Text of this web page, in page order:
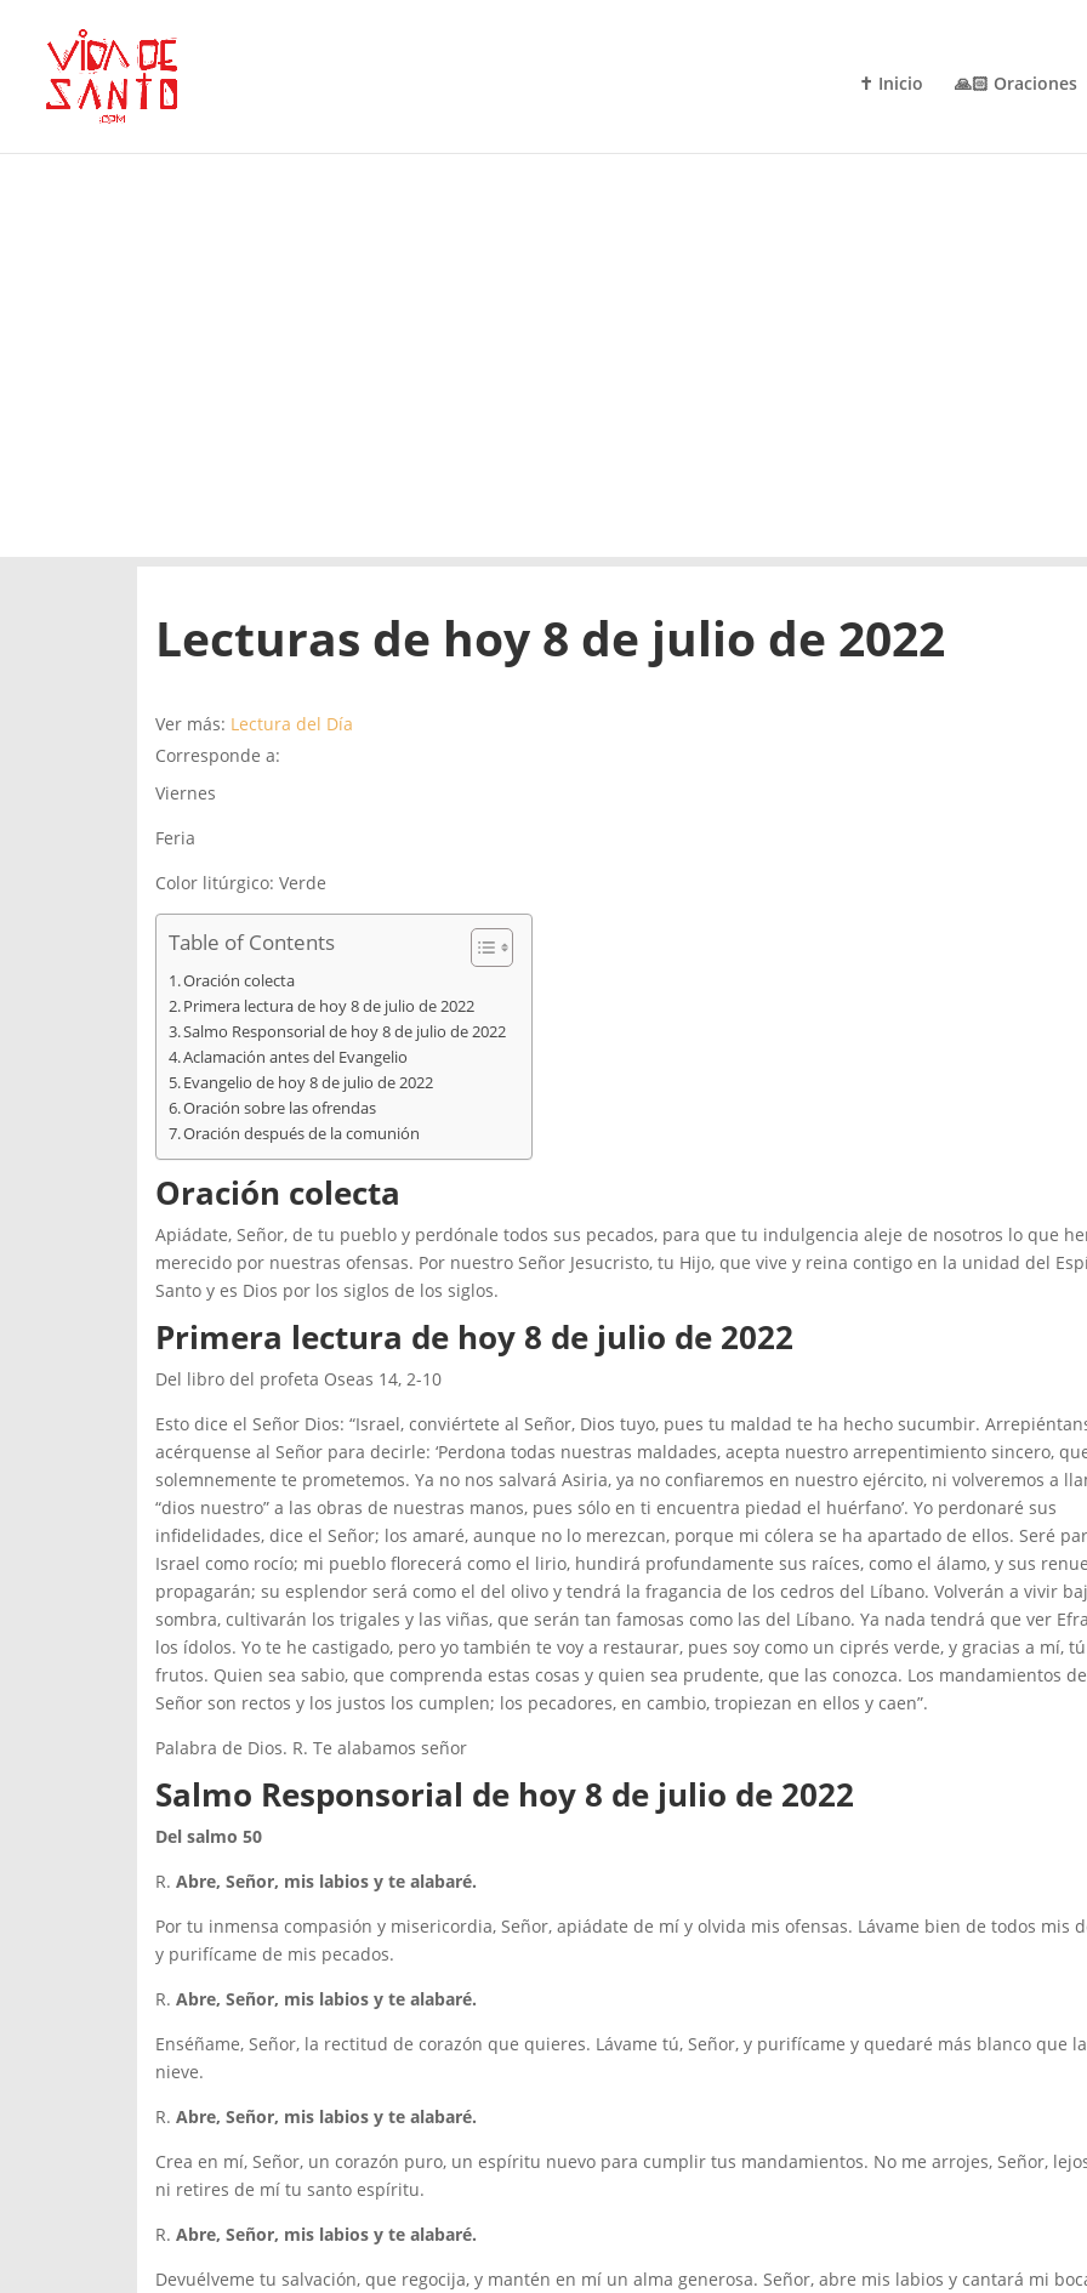
✝️ Inicio 🙏🏻 Oraciones
Lecturas de hoy 8 de julio de 2022
Ver más: Lectura del Día
Corresponde a:
Viernes
Feria
Color litúrgico: Verde
Table of Contents
Oración colecta
Primera lectura de hoy 8 de julio de 2022
Salmo Responsorial de hoy 8 de julio de 2022
Aclamación antes del Evangelio
Evangelio de hoy 8 de julio de 2022
Oración sobre las ofrendas
Oración después de la comunión
Oración colecta
Apiádate, Señor, de tu pueblo y perdónale todos sus pecados, para que tu indulgencia aleje de nosotros lo que
merecido por nuestras ofensas. Por nuestro Señor Jesucristo, tu Hijo, que vive y reina contigo en la unidad del
Santo y es Dios por los siglos de los siglos.
Primera lectura de hoy 8 de julio de 2022
Del libro del profeta Oseas 14, 2-10
Esto dice el Señor Dios: “Israel, conviértete al Señor, Dios tuyo, pues tu maldad te ha hecho sucumbir.
acérquense al Señor para decirle: ‘Perdona todas nuestras maldades, acepta nuestro arrepentimiento sincero,
solemnemente te prometemos. Ya no nos salvará Asiria, ya no confiaremos en nuestro ejército, ni volveremos a
“dios nuestro” a las obras de nuestras manos, pues sólo en ti encuentra piedad el huérfano’. Yo perdonaré sus
infidelidades, dice el Señor; los amaré, aunque no lo merezcan, porque mi cólera se ha apartado de ellos. Seré
Israel como rocío; mi pueblo florecerá como el lirio, hundirá profundamente sus raíces, como el álamo, y sus
propagarán; su esplendor será como el del olivo y tendrá la fragancia de los cedros del Líbano. Volverán a vivir
sombra, cultivarán los trigales y las viñas, que serán tan famosas como las del Líbano. Ya nada tendrá que ver
los ídolos. Yo te he castigado, pero yo también te voy a restaurar, pues soy como un ciprés verde, y gracias a mí,
frutos. Quien sea sabio, que comprenda estas cosas y quien sea prudente, que las conozca. Los mandamientos
Señor son rectos y los justos los cumplen; los pecadores, en cambio, tropiezan en ellos y caen”.
Palabra de Dios. R. Te alabamos señor
Salmo Responsorial de hoy 8 de julio de 2022
Del salmo 50
R. Abre, Señor, mis labios y te alabaré.
Por tu inmensa compasión y misericordia, Señor, apiádate de mí y olvida mis ofensas. Lávame bien de todos mis
y purifícame de mis pecados.
R. Abre, Señor, mis labios y te alabaré.
Enséñame, Señor, la rectitud de corazón que quieres. Lávame tú, Señor, y purifícame y quedaré más blanco que la
nieve.
R. Abre, Señor, mis labios y te alabaré.
Crea en mí, Señor, un corazón puro, un espíritu nuevo para cumplir tus mandamientos. No me arrojes, Señor,
ni retires de mí tu santo espíritu.
R. Abre, Señor, mis labios y te alabaré.
Devuélveme tu salvación, que regocija, y mantén en mí un alma generosa. Señor, abre mis labios y cantará mi